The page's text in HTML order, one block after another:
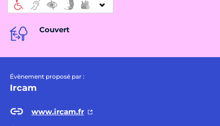
Couvert
Évènement proposé par :
Ircam
www.ircam.fr